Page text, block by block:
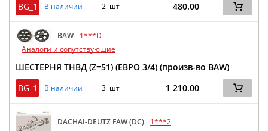
BG_1
В наличии 2 шт 480.00
BAW
1***D
Аналоги и сопутствующие
ШЕСТЕРНЯ ТНВД (Z=51) (ЕВРО 3/4) (произв-во BAW)
BG_1
В наличии 3 шт 1 210.00
DACHAI-DEUTZ FAW (DC)
1***2